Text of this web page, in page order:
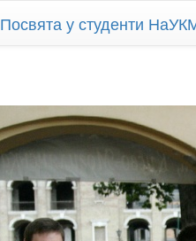
Посвята у студенти